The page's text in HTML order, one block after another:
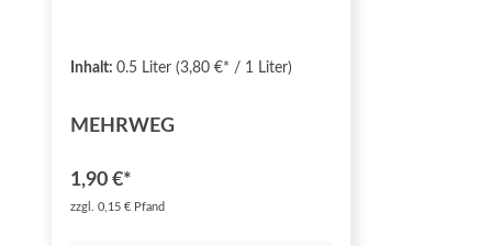
Inhalt: 0.5 Liter (3,80 €* / 1 Liter)
MEHRWEG
1,90 €*
zzgl. 0,15 € Pfand